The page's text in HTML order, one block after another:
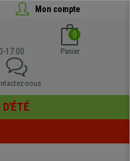
Mon compte
17:00
0
Panier
nous
D'ÉTÉ